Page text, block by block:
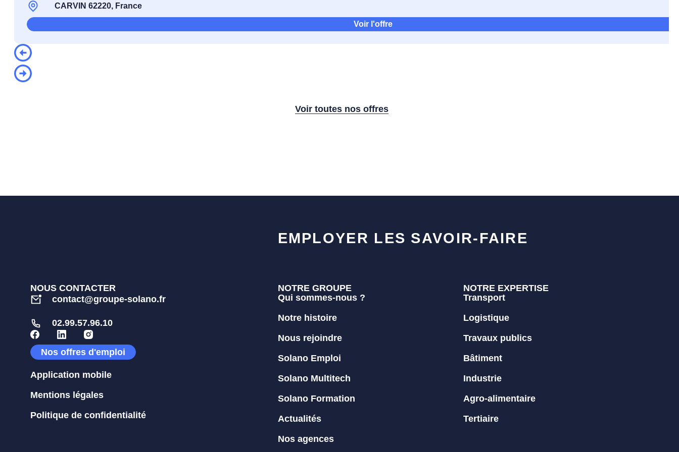
CARVIN 62220, France
Voir l'offre
Voir toutes nos offres
EMPLOYER LES SAVOIR-FAIRE
NOUS CONTACTER
contact@groupe-solano.fr
02.99.57.96.10
Nos offres d'emploi
Application mobile
Mentions légales
Politique de confidentialité
NOTRE GROUPE
Qui sommes-nous ?
Notre histoire
Nous rejoindre
Solano Emploi
Solano Multitech
Solano Formation
Actualités
Nos agences
NOTRE EXPERTISE
Transport
Logistique
Travaux publics
Bâtiment
Industrie
Agro-alimentaire
Tertiaire